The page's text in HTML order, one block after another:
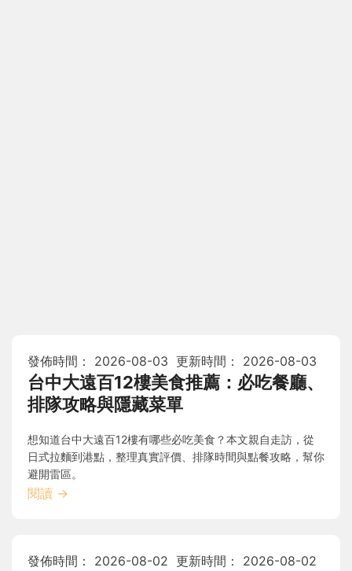
發佈時間： 2026-08-03 更新時間： 2026-08-03
台中大遠百12樓美食推薦：必吃餐廳、
排隊攻略與隱藏菜單
想知道台中大遠百12樓有哪些必吃美食？本文親自走訪，從
日式拉麵到港點，整理真實評價、排隊時間與點餐攻略，幫你
避開雷區。
閱讀 →
發佈時間： 2026-08-02 更新時間： 2026-08-02